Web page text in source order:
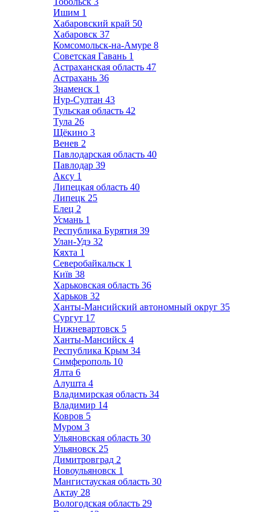
Ишим 1
Хабаровский край 50
Хабаровск 37
Комсомольск-на-Амуре 8
Советская Гавань 1
Астраханская область 47
Астрахань 36
Знаменск 1
Нур-Султан 43
Тульская область 42
Тула 26
Щёкино 3
Венев 2
Павлодарская область 40
Павлодар 39
Аксу 1
Липецкая область 40
Липецк 25
Елец 2
Усмань 1
Республика Бурятия 39
Улан-Удэ 32
Кяхта 1
Северобайкальск 1
Київ 38
Харьковская область 36
Харьков 32
Ханты-Мансийский автономный округ 35
Сургут 17
Нижневартовск 5
Ханты-Мансийск 4
Республика Крым 34
Симферополь 10
Ялта 6
Алушта 4
Владимирская область 34
Владимир 14
Ковров 5
Муром 3
Ульяновская область 30
Ульяновск 25
Димитровград 2
Новоульяновск 1
Мангистауская область 30
Актау 28
Вологодская область 29